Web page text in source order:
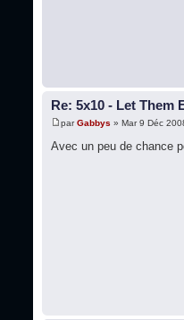
Re: 5x10 - Let Them
parGabbys » Mar 9 Déc
Avec un peu de chance